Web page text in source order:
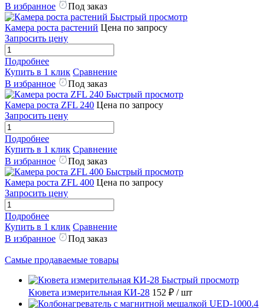
В избранное
Под заказ
Быстрый просмотр
Камера роста растений Цена по запросу
Запросить цену
Подробнее
Купить в 1 клик Сравнение
В избранное
Под заказ
Быстрый просмотр
Камера роста ZFL 240 Цена по запросу
Запросить цену
Подробнее
Купить в 1 клик Сравнение
В избранное
Под заказ
Быстрый просмотр
Камера роста ZFL 400 Цена по запросу
Запросить цену
Подробнее
Купить в 1 клик Сравнение
В избранное
Под заказ
Самые продаваемые товары
Быстрый просмотр
Кювета измерительная КИ-28 152 ₽ / шт